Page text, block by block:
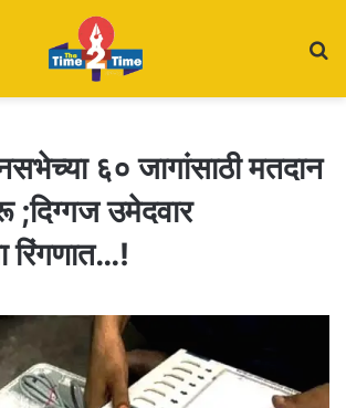
६० जागांसाठी मतदान
;दिग्गज उमेदवार
रिंगणात…!